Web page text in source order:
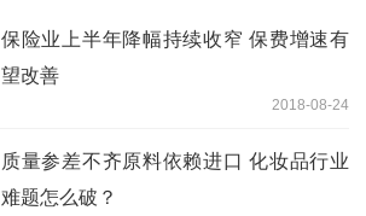
保险业上半年降幅持续收窄 保费增速有
望改善
2018-08-24
质量参差不齐原料依赖进口 化妆品行业
难题怎么破？